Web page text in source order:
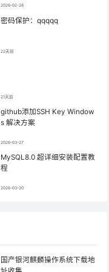
2026-02-28
密码保护：qqqqq
22天前
21天前
github添加SSH Key Window
s 解决方案
2026-03-27
MySQL8.0 超详细安装配置教
程
2026-03-20
国产银河麒麟操作系统下载地